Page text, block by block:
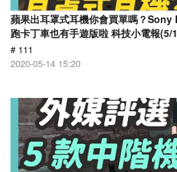
蘋果出耳罩式耳機你會買單嗎？Sony
跑卡丁車也有手遊版啦 科技小電報(5/
# 111
2020-05-14 15:20